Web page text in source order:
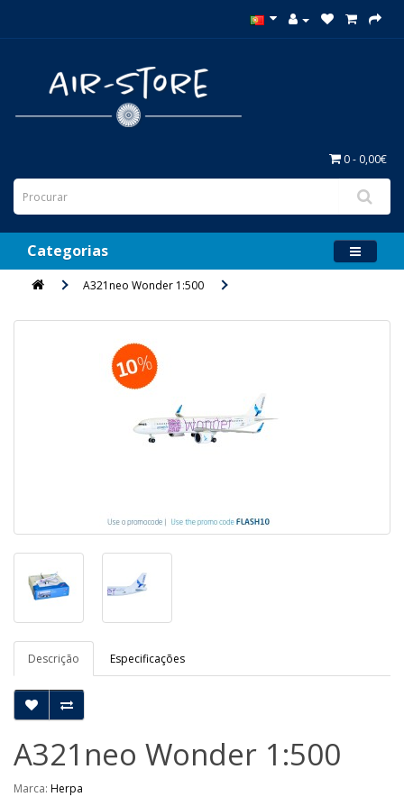
0 - 0,00€
Categorias
A321neo Wonder 1:500
Descrição Especificações
A321neo Wonder 1:500
Marca: Herpa